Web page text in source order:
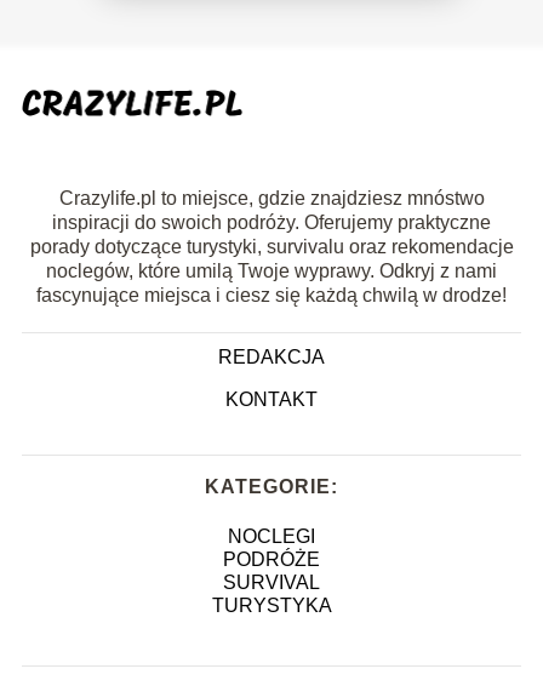
Crazylife.pl to miejsce, gdzie znajdziesz mnóstwo
inspiracji do swoich podróży. Oferujemy praktyczne
porady dotyczące turystyki, survivalu oraz rekomendacje
noclegów, które umilą Twoje wyprawy. Odkryj z nami
fascynujące miejsca i ciesz się każdą chwilą w drodze!
REDAKCJA
KONTAKT
KATEGORIE:
NOCLEGI
PODRÓŻE
SURVIVAL
TURYSTYKA